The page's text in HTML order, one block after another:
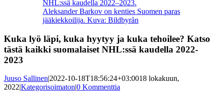
Aleksander Barkov on kenties Suomen paras
jääkiekkoilija. Kuva: Bildbyrån
Kuka lyö läpi, kuka hyytyy ja kuka tehoilee? Katso
tästä kaikki suomalaiset NHL:ssä kaudella 2022-
2023
Juuso Sallinen|2022-10-18T18:56:24+03:0018 lokakuun,
2022|Kategorisoimaton|0 Kommenttia